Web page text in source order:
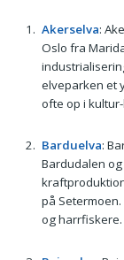
Akerselva:
Oslo fra
elveparken et
ofte op i
Barduelva:
Bardudalen
på
og harrfiskere.